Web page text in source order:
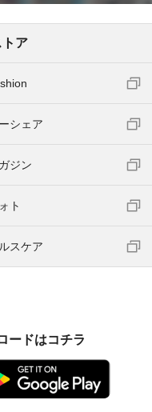
ア
シェア
ジン
ト
スケア
ードはコチラ